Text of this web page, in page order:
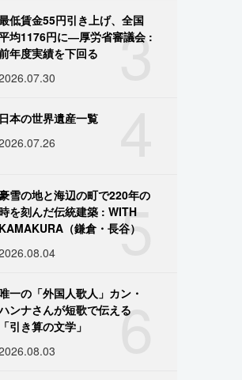
3
低賃金55円引き上げ、全国
均1176円に―厚労省審議会 :
年度実績を下回る
日本の世界遺産一覧
5
雪の地と海辺の町で220年の
を刻んだ伝統建築 : WITH
KAMAKURA（鎌倉・長谷）
6
一の「外国人歌人」カン・
ンナさんが短歌で伝える
「引き算の文学」